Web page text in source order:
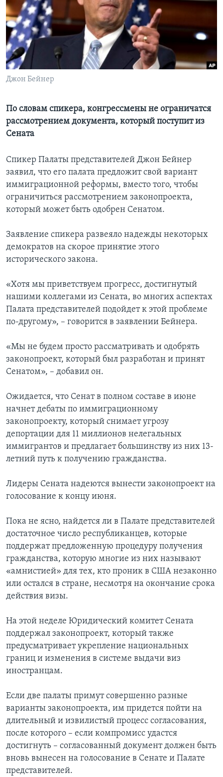
Learning English
СОЦИАЛЬНЫЕ СЕТИ
Джон Бейнер
По словам спикера, конгрессмены не ограничатся
рассмотрением документа, который поступит из
Сената
Спикер Палаты представителей Джон Бейнер
заявил, что его палата предложит свой вариант
иммиграционной реформы, вместо того, чтобы
ограничиться рассмотрением законопроекта,
который может быть одобрен Сенатом.
Заявление спикера развеяло надежды некоторых
демократов на скорое принятие этого
исторического закона.
«Хотя мы приветствуем прогресс, достигнутый
нашими коллегами из Сената, во многих аспектах
Палата представителей подойдет к этой проблеме
по-другому», – говорится в заявлении Бейнера.
«Мы не будем просто рассматривать и одобрять
законопроект, который был разработан и принят
Сенатом», – добавил он.
Ожидается, что Сенат в полном составе в июне
начнет дебаты по иммиграционному
законопроекту, который снимает угрозу
депортации для 11 миллионов нелегальных
иммигрантов и предлагает большинству из них 13-
летний путь к получению гражданства.
Лидеры Сената надеются вынести законопроект на
голосование к концу июня.
Пока не ясно, найдется ли в Палате представителей
достаточное число республиканцев, которые
поддержат предложенную процедуру получения
гражданства, которую многие из них называют
«амнистией» для тех, кто проник в США незаконно
или остался в стране, несмотря на окончание срока
действия визы.
На этой неделе Юридический комитет Сената
поддержал законопроект, который также
предусматривает укрепление национальных
границ и изменения в системе выдачи виз
иностранцам.
Если две палаты примут совершенно разные
варианты законопроекта, им придется пойти на
длительный и извилистый процесс согласования,
после которого – если компромисс удастся
достигнуть – согласованный документ должен быть
вновь вынесен на голосование в Сенате и Палате
представителей.